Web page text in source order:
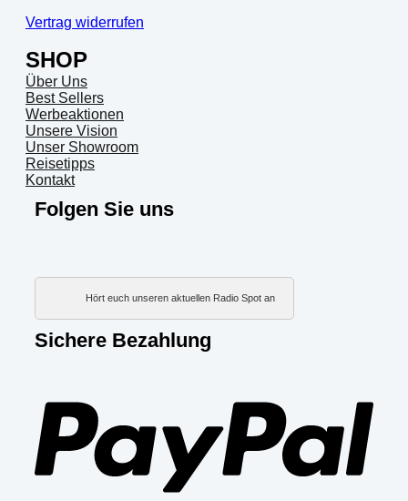
Vertrag widerrufen
SHOP
Über Uns
Best Sellers
Werbeaktionen
Unsere Vision
Unser Showroom
Reisetipps
Kontakt
Folgen Sie uns
Hört euch unseren aktuellen Radio Spot an
Sichere Bezahlung